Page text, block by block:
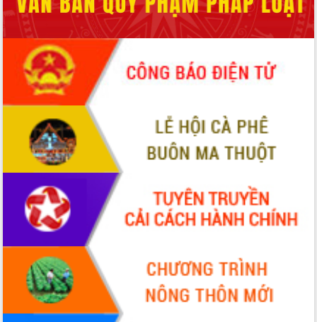
Hội thảo góp ý hồ sơ điều chỉnh quy
hoạch tỉnh Đắk Lắk thời kỳ 2021-2030,
tầm nhìn đến năm 2050
Nâng cao hiệu quả hoạt động của các
doanh nghiệp nhà nước
Hội nghị triển khai kết nối mạng
truyền số liệu chuyên dùng phục vụ cơ
quan Đảng, Nhà nước
Lễ phát động chuỗi hoạt động chung
tay làm sạch môi trường
Xã Ea Kar bước chuyển mình trong
công tác cải cách hành chính mô hình
UBND tỉnh họp báo định kỳ tháng 4
năm 2026
Hội thảo khoa học “Giải pháp thúc đẩy
phát triển nền kinh tế xanh tại tỉnh
Đắk Lắk”
Tăng cường giám sát, đôn đốc thực
hiện nhiệm vụ quản lý tài sản công
hàng tuần